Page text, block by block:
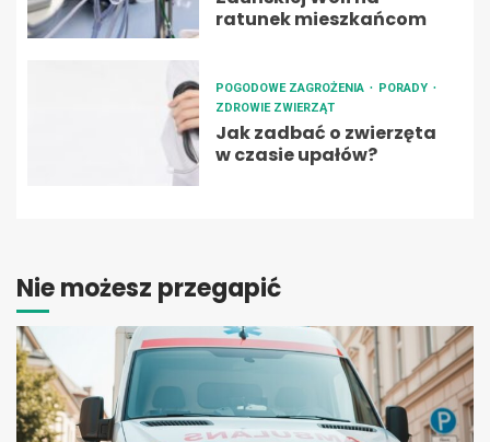
ratunek mieszkańcom
POGODOWE ZAGROŻENIA
PORADY
ZDROWIE ZWIERZĄT
Jak zadbać o zwierzęta
w czasie upałów?
Nie możesz przegapić